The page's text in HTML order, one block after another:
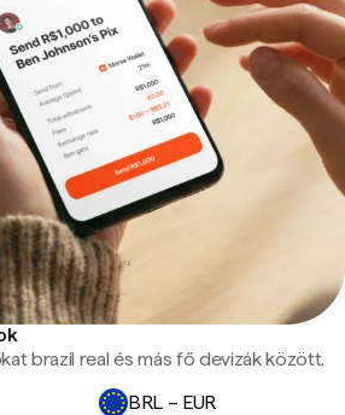
brazil real és más fő devizák között.
BRL – EUR